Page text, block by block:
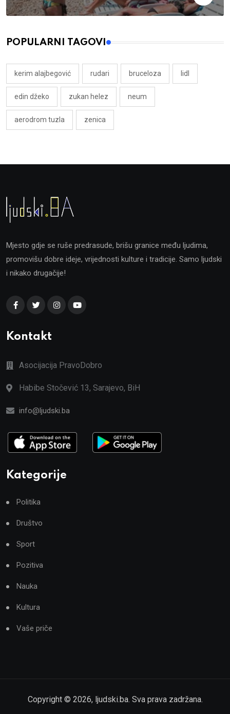
POPULARNI TAGOVI
kerim alajbegović rudari bruceloza lidl
edin džeko zukan helez neum
aerodrom tuzla zenica
Mjesto gdje se ruše predrasude, brišu granice među ljudima,
promovišu dobre ideje, vrijednosti kulture i tradicije. Samo ljudski
i nikako drugačije!
Kontakt
Asocijacija PravoDobro
Habibe Stočević 13, Sarajevo, BiH
info@ljudski.ba
Kategorije
Politika
Društvo
Sport
Pozitiva
Nauka
Kultura
Vaše priče
Copyright © 2026, ljudski.ba. Sva prava zadržana.